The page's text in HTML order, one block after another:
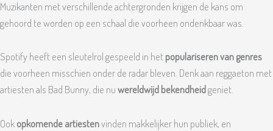
Muzikanten met verschillende achtergronden krijgen de kans om
gehoord te worden op een schaal die voorheen ondenkbaar was.
Spotify heeft een sleutelrol gespeeld in hetpopulariseren van genres
die voorheen misschien onder de radar bleven. Denk aan reggaeton met
artiesten als Bad Bunny, die nuwereldwijd bekendheidgeniet.
Ookopkomende artiestenvinden makkelijker hun publiek, en